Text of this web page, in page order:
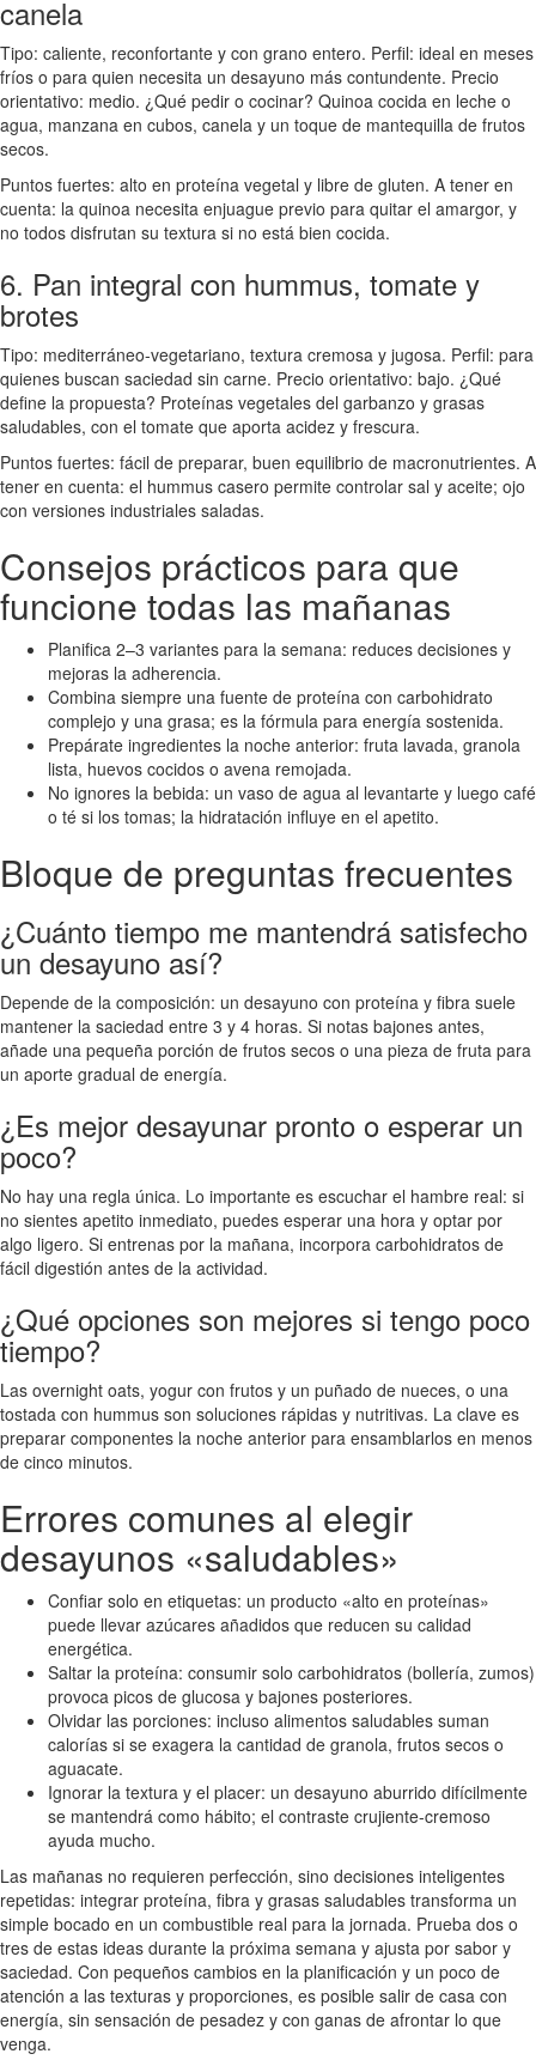
canela
Tipo: caliente, reconfortante y con grano entero. Perfil: ideal en meses
fríos o para quien necesita un desayuno más contundente. Precio
orientativo: medio. ¿Qué pedir o cocinar? Quinoa cocida en leche o
agua, manzana en cubos, canela y un toque de mantequilla de frutos
secos.
Puntos fuertes: alto en proteína vegetal y libre de gluten. A tener en
cuenta: la quinoa necesita enjuague previo para quitar el amargor, y
no todos disfrutan su textura si no está bien cocida.
6. Pan integral con hummus, tomate y
brotes
Tipo: mediterráneo-vegetariano, textura cremosa y jugosa. Perfil: para
quienes buscan saciedad sin carne. Precio orientativo: bajo. ¿Qué
define la propuesta? Proteínas vegetales del garbanzo y grasas
saludables, con el tomate que aporta acidez y frescura.
Puntos fuertes: fácil de preparar, buen equilibrio de macronutrientes. A
tener en cuenta: el hummus casero permite controlar sal y aceite; ojo
con versiones industriales saladas.
Consejos prácticos para que
funcione todas las mañanas
Planifica 2–3 variantes para la semana: reduces decisiones y
mejoras la adherencia.
Combina siempre una fuente de proteína con carbohidrato
complejo y una grasa; es la fórmula para energía sostenida.
Prepárate ingredientes la noche anterior: fruta lavada, granola
lista, huevos cocidos o avena remojada.
No ignores la bebida: un vaso de agua al levantarte y luego café
o té si los tomas; la hidratación influye en el apetito.
Bloque de preguntas frecuentes
¿Cuánto tiempo me mantendrá satisfecho
un desayuno así?
Depende de la composición: un desayuno con proteína y fibra suele
mantener la saciedad entre 3 y 4 horas. Si notas bajones antes,
añade una pequeña porción de frutos secos o una pieza de fruta para
un aporte gradual de energía.
¿Es mejor desayunar pronto o esperar un
poco?
No hay una regla única. Lo importante es escuchar el hambre real: si
no sientes apetito inmediato, puedes esperar una hora y optar por
algo ligero. Si entrenas por la mañana, incorpora carbohidratos de
fácil digestión antes de la actividad.
¿Qué opciones son mejores si tengo poco
tiempo?
Las overnight oats, yogur con frutos y un puñado de nueces, o una
tostada con hummus son soluciones rápidas y nutritivas. La clave es
preparar componentes la noche anterior para ensamblarlos en menos
de cinco minutos.
Errores comunes al elegir
desayunos «saludables»
Confiar solo en etiquetas: un producto «alto en proteínas»
puede llevar azúcares añadidos que reducen su calidad
energética.
Saltar la proteína: consumir solo carbohidratos (bollería, zumos)
provoca picos de glucosa y bajones posteriores.
Olvidar las porciones: incluso alimentos saludables suman
calorías si se exagera la cantidad de granola, frutos secos o
aguacate.
Ignorar la textura y el placer: un desayuno aburrido difícilmente
se mantendrá como hábito; el contraste crujiente-cremoso
ayuda mucho.
Las mañanas no requieren perfección, sino decisiones inteligentes
repetidas: integrar proteína, fibra y grasas saludables transforma un
simple bocado en un combustible real para la jornada. Prueba dos o
tres de estas ideas durante la próxima semana y ajusta por sabor y
saciedad. Con pequeños cambios en la planificación y un poco de
atención a las texturas y proporciones, es posible salir de casa con
energía, sin sensación de pesadez y con ganas de afrontar lo que
venga.